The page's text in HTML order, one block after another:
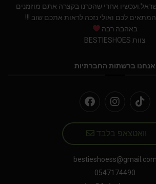
אחרי שהכרנו בקצרה אתם מוזמנים
לכם ואולי נזכה לראות אתכם שוב !!!
באהבה רבה
צוות BESTIESHOES
אנחנו ברשתות החברתיות
וואטצאפ בלבד
bestieshoess@gmail.com
0547174490